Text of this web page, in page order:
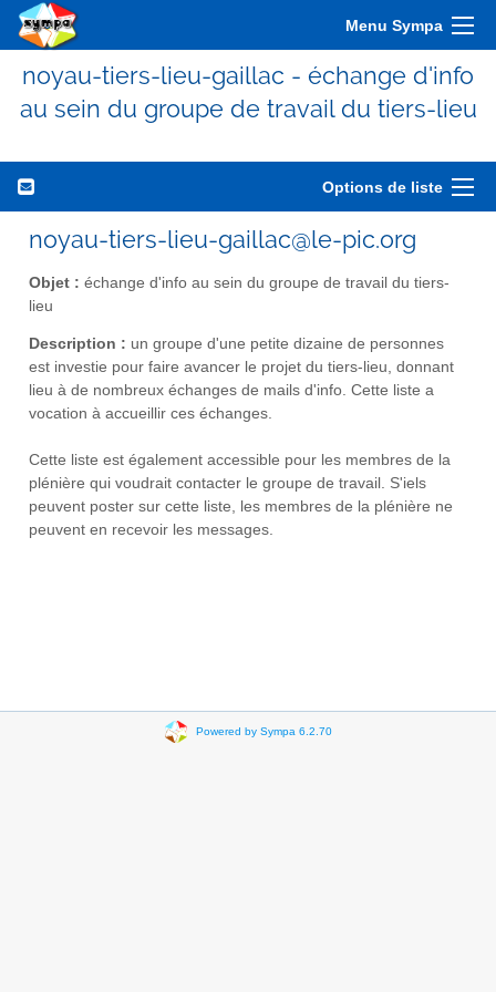
Menu Sympa
noyau-tiers-lieu-gaillac - échange d'info
au sein du groupe de travail du tiers-lieu
Options de liste
noyau-tiers-lieu-gaillac@le-pic.org
Objet : échange d'info au sein du groupe de travail du tiers-
lieu
Description : un groupe d'une petite dizaine de personnes
est investie pour faire avancer le projet du tiers-lieu, donnant
lieu à de nombreux échanges de mails d'info. Cette liste a
vocation à accueillir ces échanges.
Cette liste est également accessible pour les membres de la
plénière qui voudrait contacter le groupe de travail. S'iels
peuvent poster sur cette liste, les membres de la plénière ne
peuvent en recevoir les messages.
Powered by Sympa 6.2.70